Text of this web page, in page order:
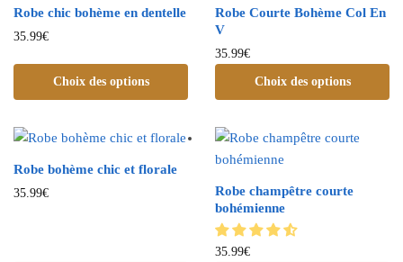
Robe chic bohème en dentelle
35.99€
Choix des options
Robe Courte Bohème Col En
V
35.99€
Choix des options
Robe bohème chic et florale
35.99€
Robe champêtre courte
bohémienne
35.99€